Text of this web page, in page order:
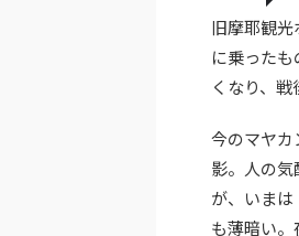
旧摩耶観
に乗った
くなり、
今のマヤカ
影。人の
が、いま
も薄暗い。